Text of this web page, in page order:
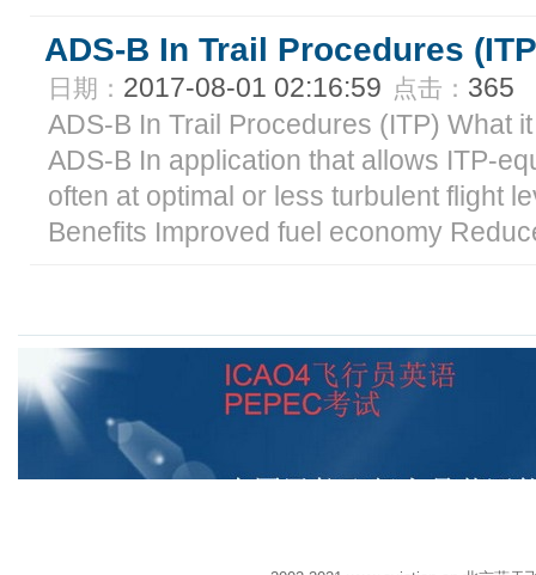
ADS-B In Trail Procedures
日期： 2017-08-01 02:16:59 点击： 365
ADS-B In Trail Procedures (ITP) What
ADS-B In application that allows ITP-
often at optimal or less turbulent flight
Benefits Improved fuel economy